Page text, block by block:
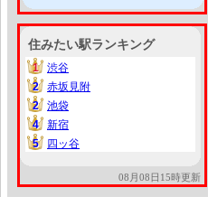
住みたい駅ランキング
1
1
渋谷
2
2
赤坂見附
2
2
池袋
4
4
新宿
5
5 四ッ谷
08月08日15時更新